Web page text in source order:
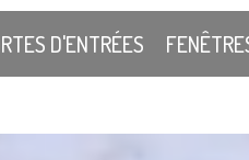
D'ENTRÉES